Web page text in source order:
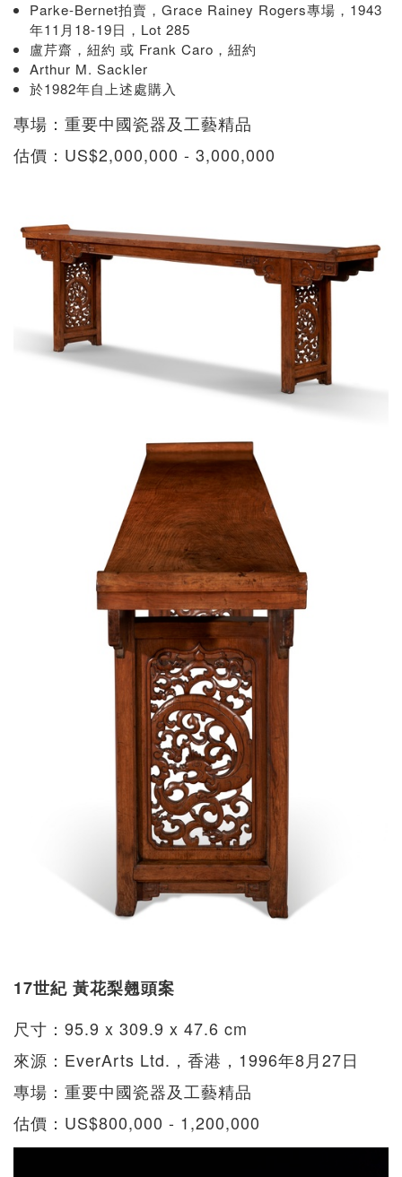
Parke-Bernet拍賣，Grace Rainey Rogers專場，1943
年11月18-19日，Lot 285
盧芹齋，紐約 或 Frank Caro，紐約
Arthur M. Sackler
於1982年自上述處購入
專場：重要中國瓷器及工藝精品
估價：US$2,000,000 - 3,000,000
17世紀 黃花梨翹頭案
尺寸：95.9 x 309.9 x 47.6 cm
來源：EverArts Ltd.，香港，1996年8月27日
專場：重要中國瓷器及工藝精品
估價：US$800,000 - 1,200,000